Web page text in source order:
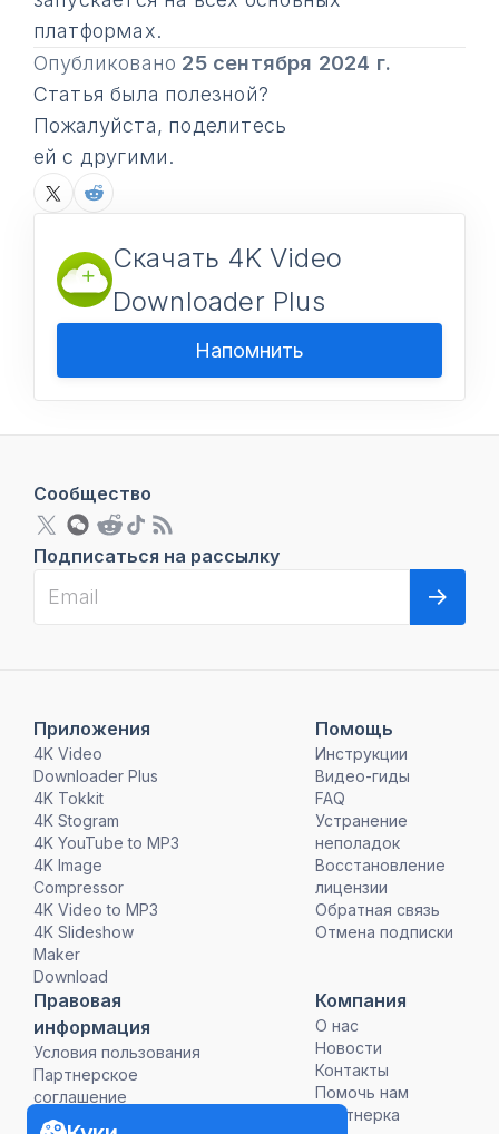
платформах.
Опубликовано 25 сентября 2024 г.
Статья была полезной?
Пожалуйста, поделитесь
ей с другими.
Скачать 4K Video
Downloader Plus
Напомнить
Приложения
4K Video
Downloader Plus
4K Tokkit
4K Stogram
4K YouTube to MP3
4K Image
Compressor
4K Video to MP3
4K Slideshow
Maker
Download
Помощь
Инструкции
Видео-гиды
FAQ
Устранение
неполадок
Восстановление
лицензии
Обратная связь
Отмена подписки
Правовая
информация
Условия пользования
Партнерское
соглашение
Политика
Компания
О нас
Новости
Контакты
Помочь нам
Партнерка
Сообщество
Подписаться на рассылку